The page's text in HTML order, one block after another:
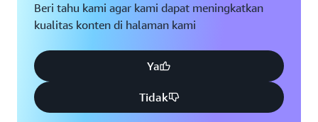
Beri tahu kami agar kami dapat meningkatkan
kualitas konten di halaman kami
Ya
Tidak